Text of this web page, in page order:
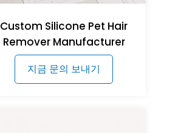
Custom Silicone Pet Hair
Remover Manufacturer
지금 문의 보내기